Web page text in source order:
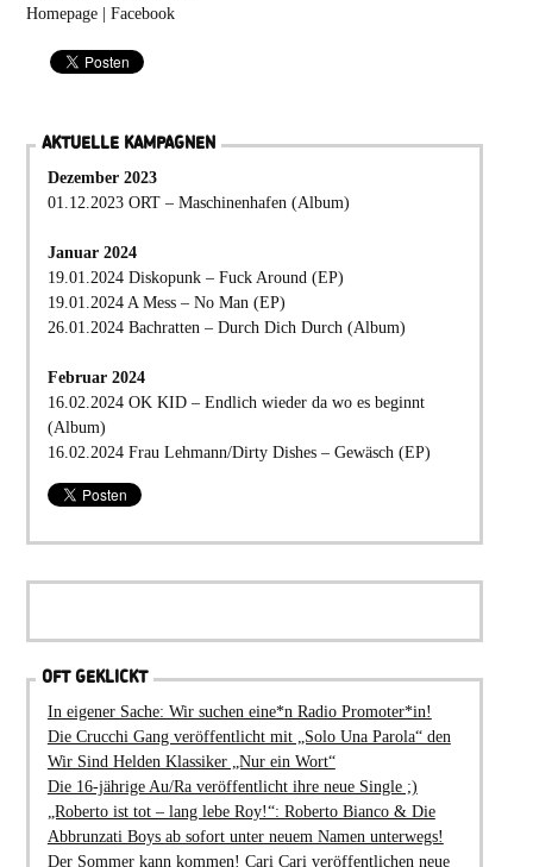
Homepage | Facebook
AKTUELLE KAMPAGNEN
Dezember 2023
01.12.2023 ORT – Maschinenhafen (Album)
Januar 2024
19.01.2024 Diskopunk – Fuck Around (EP)
19.01.2024 A Mess – No Man (EP)
26.01.2024 Bachratten – Durch Dich Durch (Album)
Februar 2024
16.02.2024 OK KID – Endlich wieder da wo es beginnt
(Album)
16.02.2024 Frau Lehmann/Dirty Dishes – Gewäsch (EP)
OFT GEKLICKT
In eigener Sache: Wir suchen eine*n Radio Promoter*in!
Die Crucchi Gang veröffentlicht mit „Solo Una Parola“ den
Wir Sind Helden Klassiker „Nur ein Wort“
Die 16-jährige Au/Ra veröffentlicht ihre neue Single ;)
„Roberto ist tot – lang lebe Roy!“: Roberto Bianco & Die
Abbrunzati Boys ab sofort unter neuem Namen unterwegs!
Der Sommer kann kommen! Cari Cari veröffentlichen neue